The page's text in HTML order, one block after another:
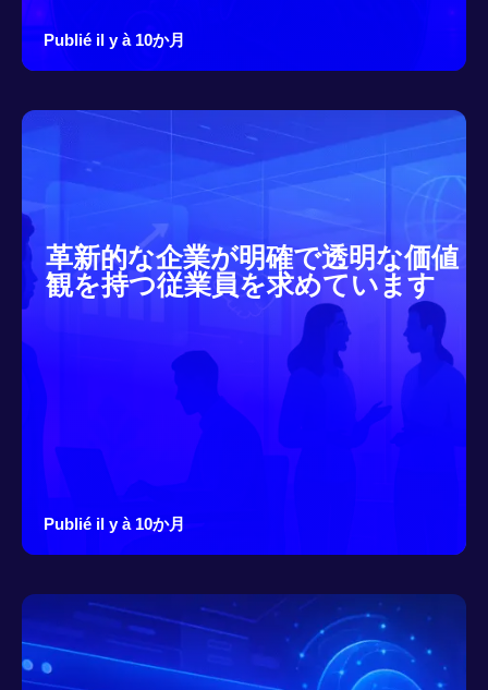
Publié il y à 10か月
革新的な企業が明確で透明な価値
観を持つ従業員を求めています
Publié il y à 10か月